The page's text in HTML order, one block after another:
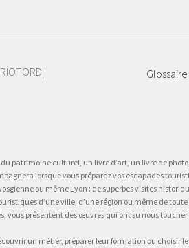
Glossaire
|
patrimoine culturel, un livre d’art, un livre de
lorsque vous préparez vos escapades
ou même Lyon : de superbes visites
d’une ville, d’une région ou même de
vous présentent des œuvres qui ont su nous
un métier, préparer leur formation ou